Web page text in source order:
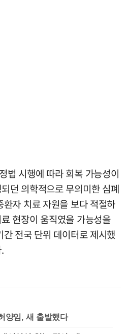
법 시행에 따라 회복 가능성이
던 의학적으로 무의미한 심폐
자 치료 자원을 보다 적절하
현장이 움직였을 가능성을
전국 단위 데이터로 제시했
양임, 새 출발했다